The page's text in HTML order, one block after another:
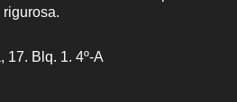
17. Blq. 1. 4º-A